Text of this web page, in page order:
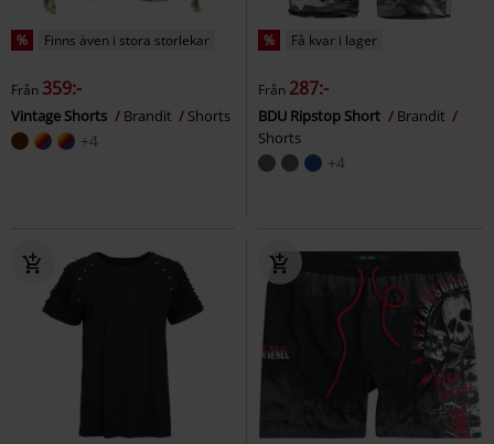
% Finns även i stora storlekar
Från 359:-
Vintage Shorts Brandit Shorts
+4
% Få kvar i lager
Från 287:-
BDU Ripstop Short
Brandit
Shorts
+4